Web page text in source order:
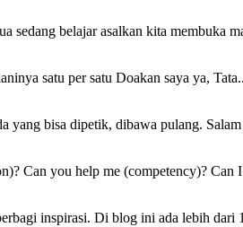
sedang belajar asalkan kita membuka
satu per satu Doakan saya ya, Tata..
yang bisa dipetik, dibawa pulang. Salam
Can you help me (competency)? Can
inspirasi. Di blog ini ada lebih dari